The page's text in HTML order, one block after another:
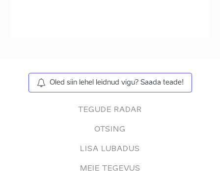
Oled siin lehel leidnud vigu? Saada teade!
TEGUDE RADAR
OTSING
LISA LUBADUS
MEIE TEGEVUS